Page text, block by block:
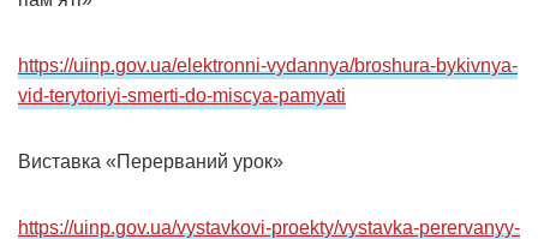
https://uinp.gov.ua/elektronni-vydannya/broshura-bykivnya-
vid-terytoriyi-smerti-do-miscya-pamyati
Виставка «Перерваний урок»
https://uinp.gov.ua/vystavkovi-proekty/vystavka-perervanyy-